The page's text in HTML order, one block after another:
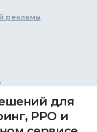
рекламы
для
РРО и